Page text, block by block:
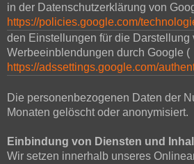
in der Datenschutzerklärung von
https://policies.google.com/
den Einstellungen für die Darstellung
Werbeeinblendungen durch Google (
https://adssettings.google.com/
Die personenbezogenen Daten der
Monaten gelöscht oder anonymisiert.
Einbindung von Diensten und
Wir setzen innerhalb unseres